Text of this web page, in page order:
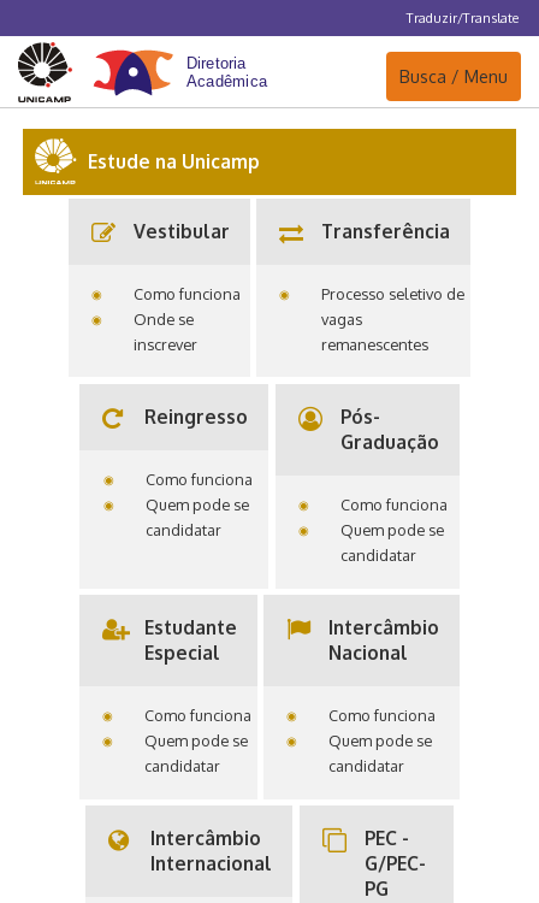
Traduzir/Translate
Navegação
Busca / Menu
Estude na Unicamp
Vestibular
Como funciona
Onde se
inscrever
Transferência
Processo seletivo de
vagas
remanescentes
Reingresso
Como funciona
Quem pode se
candidatar
Pós-
Graduação
Como funciona
Quem pode se
candidatar
Estudante
Especial
Como funciona
Quem pode se
candidatar
Intercâmbio
Nacional
Como funciona
Quem pode se
candidatar
Intercâmbio
Internacional
PEC -
G/PEC-
PG